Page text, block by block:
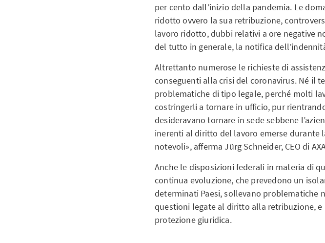
per cento dall’inizio della pandemia. Le
ridotto ovvero la sua retribuzione,
lavoro ridotto, dubbi relativi a ore negative
del tutto in generale, la notifica
Altrettanto numerose le richieste di
conseguenti alla crisi del coronavirus. Né il
problematiche di tipo legale, perché molti
costringerli a tornare in ufficio, pur
desideravano tornare in sede sebbene
inerenti al diritto del lavoro emerse durante
notevoli», afferma Jürg Schneider, CEO di
Anche le disposizioni federali in materia di
continua evoluzione, che prevedono un
determinati Paesi, sollevano problematiche
questioni legate al diritto alla retribuzione, e
protezione giuridica.